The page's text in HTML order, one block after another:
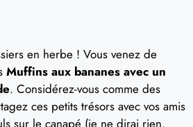
en herbe ! Vous venez de
Muffins aux bananes avec un
. Considérez-vous comme des
ces petits trésors avec vos amis
sur le canapé (je ne dirai rien,